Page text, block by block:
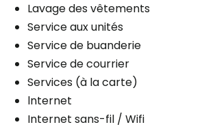
Lavage des vêtements
Service aux unités
Service de buanderie
Service de courrier
Services (à la carte)
lnternet
Internet sans-fil / Wifi